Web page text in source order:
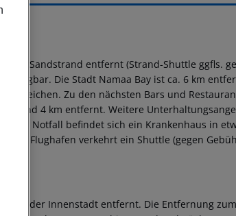
Sandstrand entfernt (Strand-Shuttle ggfls.
Die Stadt Namaa Bay ist ca. 6 km
erreichen. Zu den nächsten Bars und
rund 4 km entfernt. Weitere
im Notfall befindet sich ein Krankenhaus in
und Flughafen verkehrt ein Shuttle (gegen
von der Innenstadt entfernt. Die Entfernung